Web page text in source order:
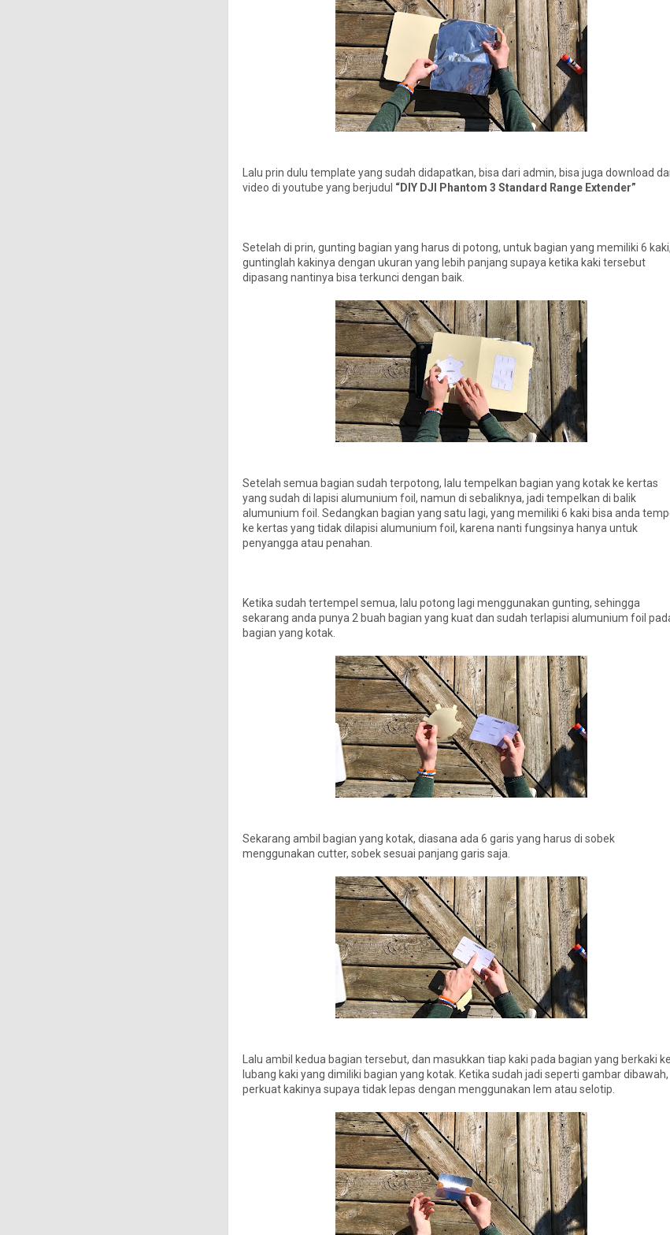
Lalu prin dulu template yang sudah didapatkan, bisa dari admin, bisa juga download
video di youtube yang berjudul “DIY DJI Phantom 3 Standard Range Extender”
Setelah di prin, gunting bagian yang harus di potong, untuk bagian yang memiliki 6 kaki,
guntinglah kakinya dengan ukuran yang lebih panjang supaya ketika kaki tersebut
dipasang nantinya bisa terkunci dengan baik.
Setelah semua bagian sudah terpotong, lalu tempelkan bagian yang kotak ke kertas
yang sudah di lapisi alumunium foil, namun di sebaliknya, jadi tempelkan di balik
alumunium foil. Sedangkan bagian yang satu lagi, yang memiliki 6 kaki bisa anda
ke kertas yang tidak dilapisi alumunium foil, karena nanti fungsinya hanya untuk
penyangga atau penahan.
Ketika sudah tertempel semua, lalu potong lagi menggunakan gunting, sehingga
sekarang anda punya 2 buah bagian yang kuat dan sudah terlapisi alumunium foil
bagian yang kotak.
Sekarang ambil bagian yang kotak, diasana ada 6 garis yang harus di sobek
menggunakan cutter, sobek sesuai panjang garis saja.
Lalu ambil kedua bagian tersebut, dan masukkan tiap kaki pada bagian yang berkaki ke
lubang kaki yang dimiliki bagian yang kotak. Ketika sudah jadi seperti gambar dibawah,
perkuat kakinya supaya tidak lepas dengan menggunakan lem atau selotip.